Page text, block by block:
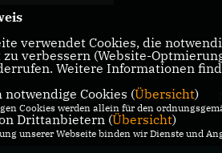
DATENSCHUTZ KONTAKT
verwendet Cookies, die
zu verbessern (Website-
Weitere Informationen
notwendige Cookies (Übersicht)
Cookies werden allein für den
Drittanbietern (Übersicht)
unserer Webseite binden wir Dienste und